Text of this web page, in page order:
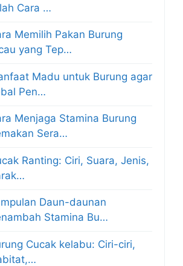
Cara …
Memilih Pakan Burung
yang Tep…
Madu untuk Burung agar
Pen…
Menjaga Stamina Burung
Sera…
Ranting: Ciri, Suara, Jenis,
Daun-daunan
Stamina Bu…
Cucak kelabu: Ciri-ciri,